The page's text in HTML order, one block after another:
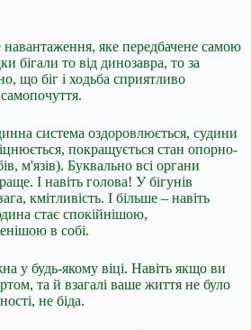
навантаження, яке передбачене самою
бігали то від динозавра, то за
що біг і ходьба сприятливо
система оздоровлюється, судини
покращується стан опорно-
м'язів). Буквально всі органи
І навіть голова! У бігунів
кмітливість. І більше – навіть
стає спокійнішою,
в собі.
у будь-якому віці. Навіть якщо ви
та й взагалі ваше життя не було
не біда.